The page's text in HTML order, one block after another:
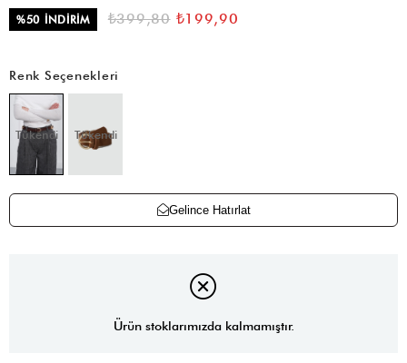
%50 İNDIRIM ₺399,80 ₺199,90
Renk Seçenekleri
Tükendi Tükendi
Gelince Hatırlat
Ürün stoklarımızda kalmamıştır.